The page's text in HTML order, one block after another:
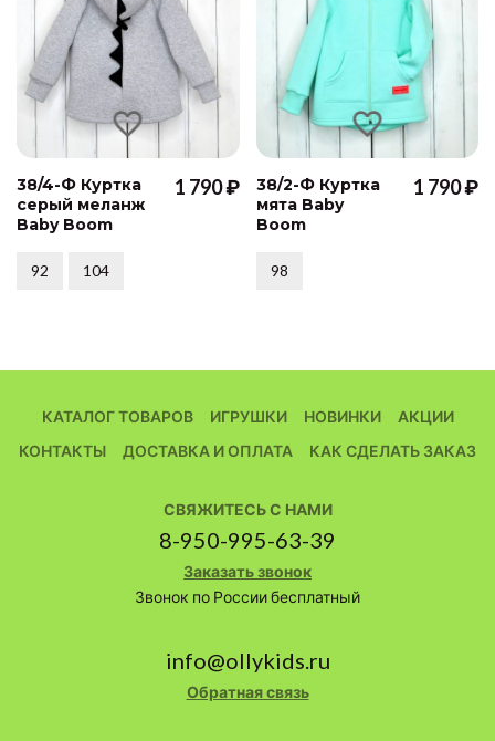
38/4-Ф Куртка
серый меланж
Baby Boom
1 790 ₽
92 104
38/2-Ф Куртка
мята Baby
Boom
1 790 ₽
98
КАТАЛОГ ТОВАРОВ ИГРУШКИ НОВИНКИ
АКЦИИ
КОНТАКТЫ
ДОСТАВКА И ОПЛАТА КАК СДЕЛАТЬ ЗАКАЗ
СВЯЖИТЕСЬ С НАМИ
8-950-995-63-39
Заказать звонок
Звонок по России бесплатный
info@ollykids.ru
Обратная связь